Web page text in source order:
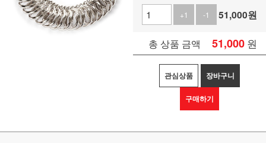
+1
-1 51,000원
총 상품 금액 51,000 원
관심상품 장바구니
구매하기